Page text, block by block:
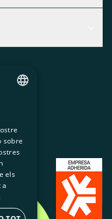
cookies
sobre
els
a